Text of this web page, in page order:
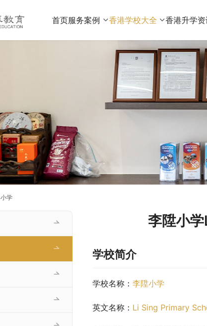
首页服务案例 香港学校大全 香港升学
学
李陞小
学校简介
学校名称： 李陞小学
英文名称： Li Sing Primary